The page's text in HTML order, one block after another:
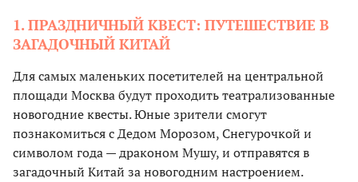
1. ПРАЗДНИЧНЫЙ КВЕСТ: ПУТЕШЕСТВИЕ В
ЗАГАДОЧНЫЙ КИТАЙ
Для самых маленьких посетителей на центральной
площади Москва будут проходить театрализованные
новогодние квесты. Юные зрители смогут
познакомиться с Дедом Морозом, Снегурочкой и
символом года — драконом Мушу, и отправятся в
загадочный Китай за новогодним настроением.